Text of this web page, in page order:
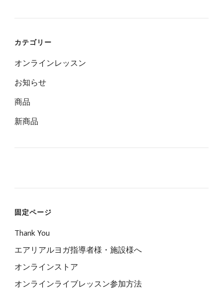
カテゴリー
オンラインレッスン
お知らせ
商品
新商品
固定ページ
Thank You
エアリアルヨガ指導者様・施設様へ
オンラインストア
オンラインライブレッスン参加方法